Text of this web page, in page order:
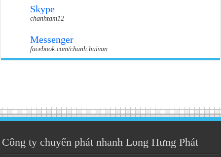
Skype
chanhtam12
Messenger
facebook.com/chanh.buivan
Công ty chuyển phát nhanh Long Hưng Phát